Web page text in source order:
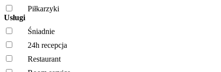
Piłkarzyki
Usługi
Śniadnie
24h recepcja
Restaurant